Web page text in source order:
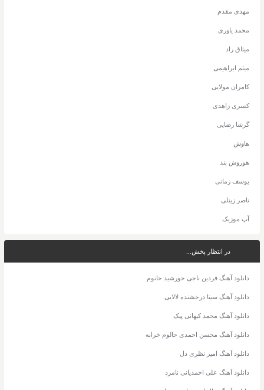
مهدی مقدم
محمد یاوری
میثاق راد
میثم ابراهیمی
کامران مولایی
کسری زاهدی
گرشا رضایی
هاوش
هوروش بند
یوسف زمانی
ناصر زینلی
آپ موزیک
در انتظار پخش...
دانلود آهنگ فردین ناجی خورشید خانوم
دانلود آهنگ سینا درخشنده لالایی
دانلود آهنگ محمد کیهانی پیک
دانلود آهنگ محسن احمدی حالوم خرابه
دانلود آهنگ امیر نظری دل
دانلود آهنگ علی احمدیانی نامرد